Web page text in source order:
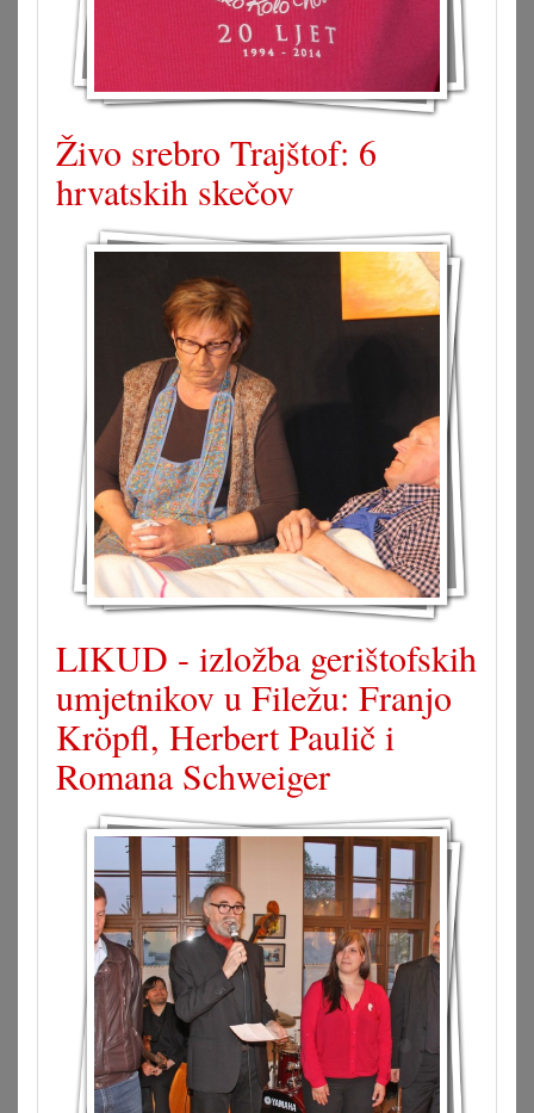
Živo srebro Trajštof: 6
hrvatskih skečov
LIKUD - izložba gerištofskih
umjetnikov u Filežu: Franjo
Kröpfl, Herbert Paulič i
Romana Schweiger